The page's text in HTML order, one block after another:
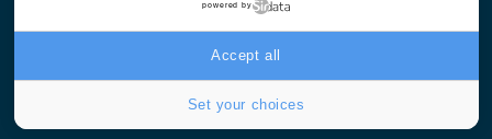
powered by
Set your choices
Accept all